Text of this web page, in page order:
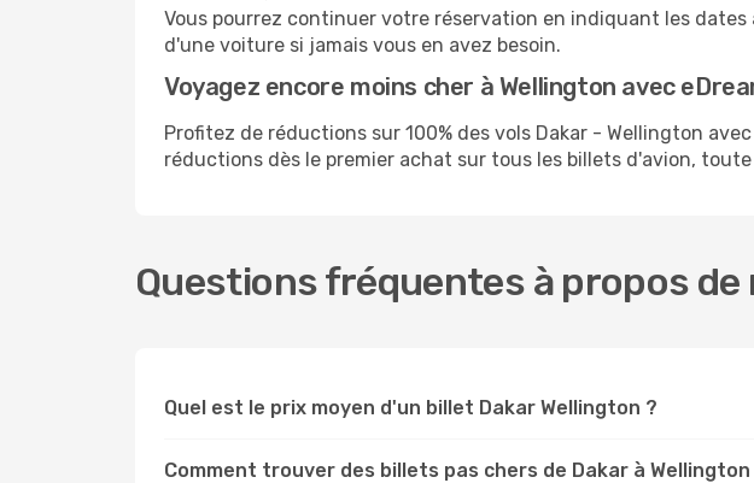
Vous pourrez continuer votre réservation en indiquant les
d'une voiture si jamais vous en avez besoin.
Voyagez encore moins cher à Wellington avec
Profitez de réductions sur 100% des vols Dakar - Wellington
réductions dès le premier achat sur tous les billets d'avion,
Questions fréquentes à propos de
Quel est le prix moyen d'un billet Dakar Wellington ?
Comment trouver des billets pas chers de Dakar à Wellington